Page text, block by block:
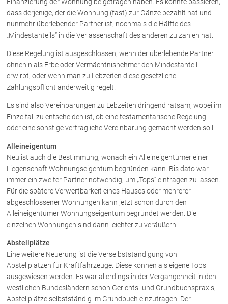
Paragraphen & Mehr
Medien
Vorarlberg Online
Fachliteratur
Unternehmensnachfolge in der
Familie
und Übergabeverträgen
Check dein Recht/Erbrecht
Schenkung von Immobilien
Checklisten: Haus-, Wohnungs- und
Grundstückkauf
Checkliste: Immobilienertragssteuer
Checkliste: Mietvertrag
Checkliste: Gewerbeanm. durch jur.
Kontakt
dass derjenige, der die Wohnung (fast) zur Gänze bezahlt hat und
nunmehr überlebender Partner ist, nochmals die Hälfte des
„Mindestanteils“ in die Verlassenschaft des anderen zu zahlen hat.
Diese Regelung ist ausgeschlossen, wenn der überlebende Partner
ohnehin als Erbe oder Vermächtnisnehmer den Mindestanteil
erwirbt, oder wenn man zu Lebzeiten diese gesetzliche
Zahlungspflicht anderweitig regelt.
Es sind also Vereinbarungen zu Lebzeiten dringend ratsam, wobei im
Einzelfall zu entscheiden ist, ob eine testamentarische Regelung
oder eine sonstige vertragliche Vereinbarung gemacht werden soll.
Alleineigentum
Neu ist auch die Bestimmung, wonach ein Alleineigentümer einer
Liegenschaft Wohnungseigentum begründen kann. Bis dato war
immer ein zweiter Partner notwendig, um „Tops“ eintragen zu lassen.
Für die spätere Verwertbarkeit eines Hauses oder mehrerer
abgeschlossener Wohnungen kann jetzt schon durch den
Alleineigentümer Wohnungseigentum begründet werden. Die
einzelnen Wohnungen sind dann leichter zu veräußern.
Abstellplätze
Eine weitere Neuerung ist die Verselbstständigung von
Abstellplätzen für Kraftfahrzeuge. Diese können als eigene Tops
ausgewiesen werden. Es war allerdings in der Vergangenheit in den
westlichen Bundesländern schon Gerichts- und Grundbuchspraxis,
Abstellplätze selbstständig im Grundbuch einzutragen. Der